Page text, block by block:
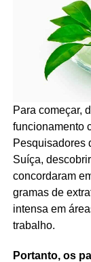
Para começar,
funcionamento
Pesquisadores
Suíça,
concordaram
gramas de
intensa em
trabalho.
Portanto, os